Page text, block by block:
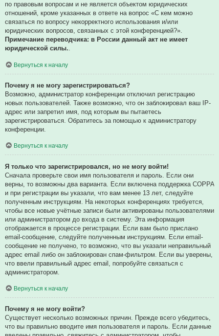
по правовым вопросам и не является объектом юридических
отношений, кроме указанных в ответе на вопрос «С кем можно
связаться по вопросу некорректного использования и/или
юридических вопросов, связанных с этой конференцией?».
Примечание переводчика: в России данный акт не имеет
юридической силы..
Вернуться к началу
Почему я не могу зарегистрироваться?
Возможно, администратор конференции отключил регистрацию
новых пользователей. Также возможно, что он заблокировал ваш IP-
адрес или запретил имя, под которым вы пытаетесь
зарегистрироваться. Обратитесь за помощью к администратору
конференции.
Вернуться к началу
Я только что зарегистрировался, но не могу войти!
Сначала проверьте свои имя пользователя и пароль. Если они
верны, то возможны два варианта. Если включена поддержка COPPA
и при регистрации вы указали, что вам менее 13 лет, следуйте
полученным инструкциям. На некоторых конференциях требуется,
чтобы все новые учётные записи были активированы пользователями
или администратором до входа в систему. Эта информация
отображается в процессе регистрации. Если вам было прислано
email-сообщение, следуйте полученным инструкциям. Если email-
сообщение не получено, то возможно, что вы указали неправильный
адрес email либо он заблокирован спам-фильтром. Если вы уверены,
что ввели правильный адрес email, попробуйте связаться с
администратором.
Вернуться к началу
Почему я не могу войти?
Существует несколько возможных причин. Прежде всего убедитесь,
что вы правильно вводите имя пользователя и пароль. Если данные